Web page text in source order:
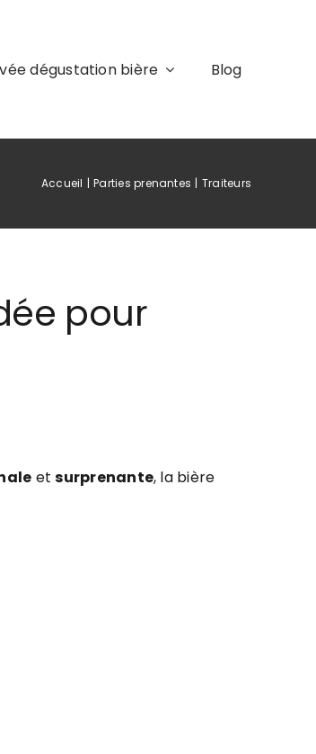
dégustation bière Blog
Accueil Parties prenantes Traiteurs
pour
etsurprenante, la bière